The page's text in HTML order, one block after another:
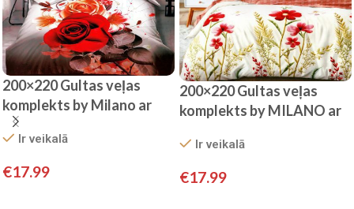
200×220 Gultas veļas
komplekts by Milano ar
palagu/ 100% kokvilna
satīnsIr veikalā
€17.99
200×220 Gultas veļas
komplekts by MILANO ar
SATĪNS
Ir veikalā
€17.99